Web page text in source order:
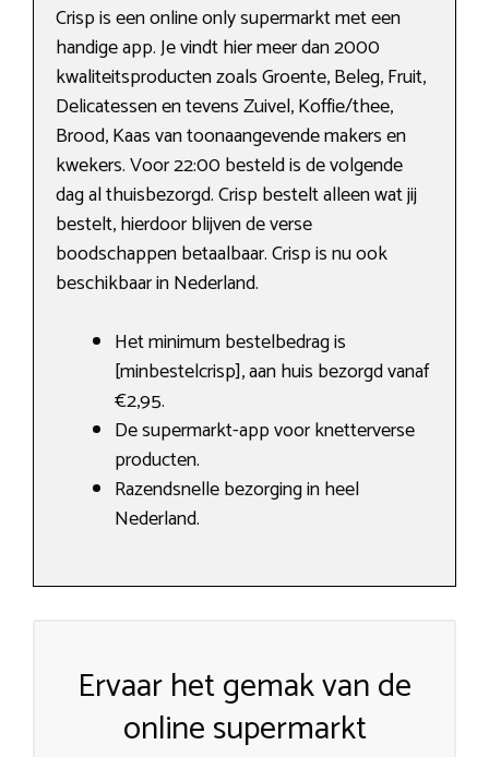
Crisp is een online only supermarkt met een
handige app. Je vindt hier meer dan 2000
kwaliteitsproducten zoals Groente, Beleg, Fruit,
Delicatessen en tevens Zuivel, Koffie/thee,
Brood, Kaas van toonaangevende makers en
kwekers. Voor 22:00 besteld is de volgende
dag al thuisbezorgd. Crisp bestelt alleen wat jij
bestelt, hierdoor blijven de verse
boodschappen betaalbaar. Crisp is nu ook
beschikbaar in Nederland.
Het minimum bestelbedrag is
[minbestelcrisp], aan huis bezorgd vanaf
€2,95.
De supermarkt-app voor knetterverse
producten.
Razendsnelle bezorging in heel
Nederland.
Ervaar het gemak van de
online supermarkt